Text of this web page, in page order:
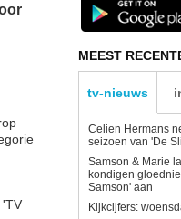
'TV
MEEST
tv-nieuws
Celien Hermans
seizoen van 'De
Samson & Marie
kondigen
Samson' aan
Kijkcijfers: